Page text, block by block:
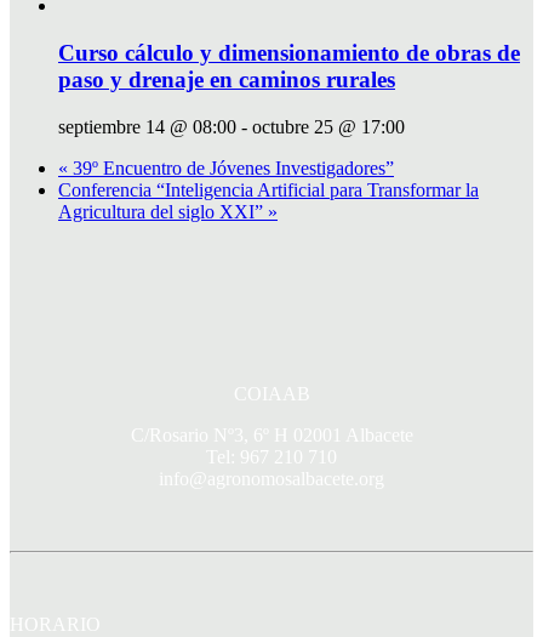
Curso cálculo y dimensionamiento de obras de
paso y drenaje en caminos rurales
septiembre 14 @ 08:00 - octubre 25 @ 17:00
« 39º Encuentro de Jóvenes Investigadores”
Conferencia “Inteligencia Artificial para Transformar la
Agricultura del siglo XXI” »
COIAAB
C/Rosario Nº3, 6º H 02001 Albacete
Tel: 967 210 710
info@agronomosalbacete.org
HORARIO